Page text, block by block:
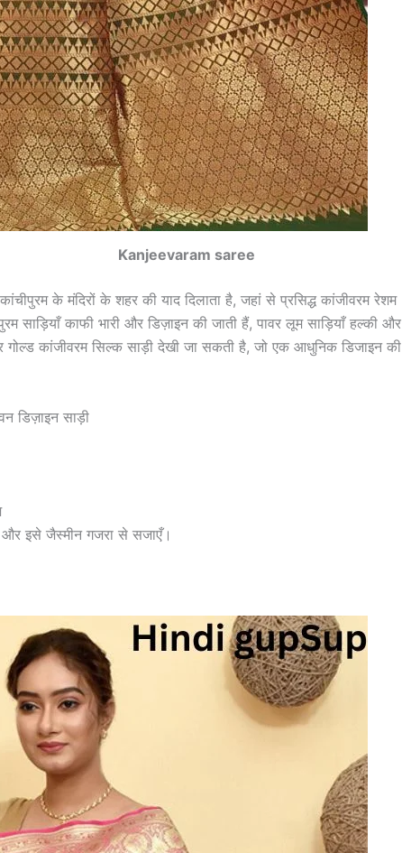
saree
के मंदिरों के शहर की याद दिलाता है, जहां से प्रसिद्ध कांजीवरम रेशम
साड़ियाँ काफी भारी और डिज़ाइन की जाती हैं, पावर लूम साड़ियाँ हल्की और
कांजीवरम सिल्क साड़ी देखी जा सकती है, जो एक आधुनिक डिजाइन की
डिज़ाइन साड़ी
इसे जैस्मीन गजरा से सजाएँ।